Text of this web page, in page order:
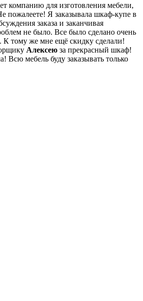
компанию для изготовления мебели,
пожалеете! Я заказывала шкаф-купе в
заказа и заканчивая
не было. Все было сделано очень
К тому же мне ещё скидку сделали!
Алексею за прекрасный шкаф!
Всю мебель буду заказывать только